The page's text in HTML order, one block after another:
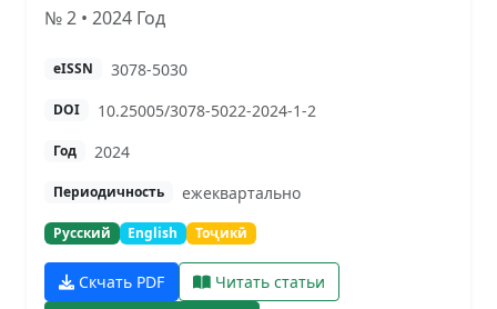
№ 2 • 2024 Год
eISSN 3078-5030
DOI 10.25005/3078-5022-2024-1-2
Год 2024
Периодичность ежеквартально
Русский English Тоҷикӣ
Скчать PDF
Читать статьи